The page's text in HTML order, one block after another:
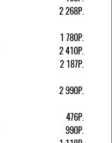
2 268Р.
1 780Р.
2 410Р.
2 187Р.
2 990Р.
476Р.
990Р.